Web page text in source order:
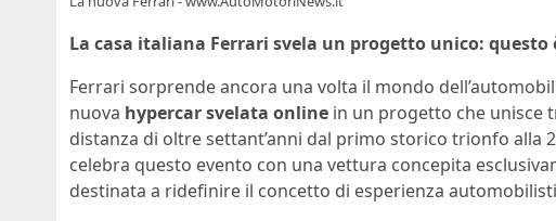
La casa italiana Ferrari svela un progetto unico:
Ferrari sorprende ancora una volta il mondo
nuova hypercar svelata online in un progetto che unisce
distanza di oltre settant’anni dal primo storico trionfo alla
celebra questo evento con una vettura concepita
destinata a ridefinire il concetto di esperienza